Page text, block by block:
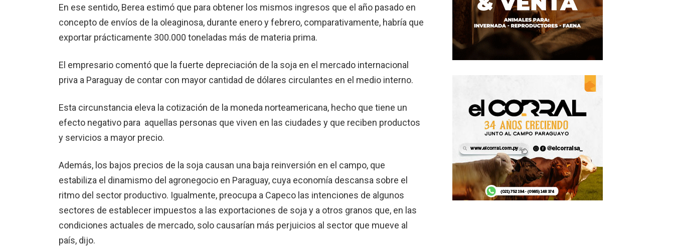
En ese sentido, Berea estimó que para obtener los mismos ingresos que el año pasado en
concepto de envíos de la oleaginosa, durante enero y febrero, comparativamente, habría que
exportar prácticamente 300.000 toneladas más de materia prima.
El empresario comentó que la fuerte depreciación de la soja en el mercado internacional
priva a Paraguay de contar con mayor cantidad de dólares circulantes en el medio interno.
Esta circunstancia eleva la cotización de la moneda norteamericana, hecho que tiene un
efecto negativo para aquellas personas que viven en las ciudades y que reciben productos
y servicios a mayor precio.
Además, los bajos precios de la soja causan una baja reinversión en el campo, que
estabiliza el dinamismo del agronegocio en Paraguay, cuya economía descansa sobre el
ritmo del sector productivo. Igualmente, preocupa a Capeco las intenciones de algunos
sectores de establecer impuestos a las exportaciones de soja y a otros granos que, en las
condiciones actuales de mercado, solo causarían más perjuicios al sector que mueve al
país, dijo.